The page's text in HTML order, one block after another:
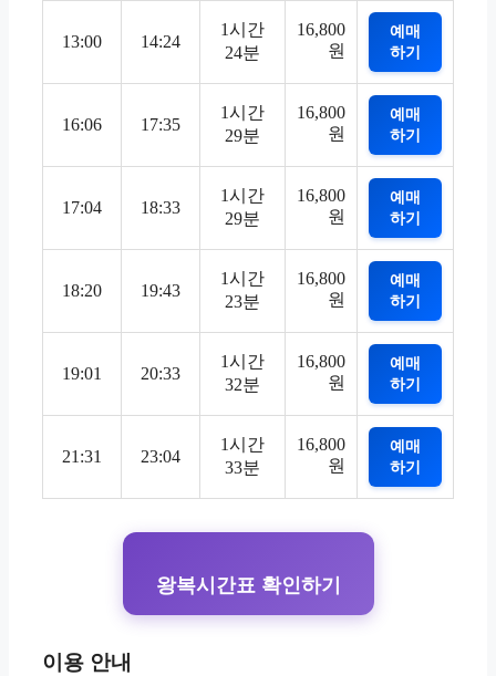
13:00 14:24
1시간
24분
16,800
원
예매
하기
16:06 17:35
1시간
29분
16,800
원
예매
하기
17:04 18:33
1시간
29분
16,800
원
예매
하기
18:20 19:43
1시간
23분
16,800
원
예매
하기
19:01 20:33
1시간
32분
16,800
원
예매
하기
21:31 23:04
1시간
33분
16,800
원
예매
하기
왕복시간표 확인하기
이용 안내